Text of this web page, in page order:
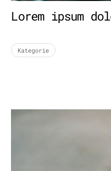
Lorem ipsum
Kategorie